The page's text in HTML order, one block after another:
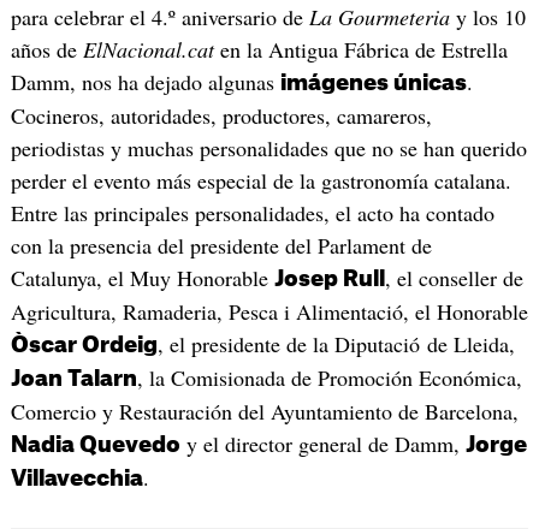
para celebrar el 4.º aniversario de La Gourmeteriay los 10
años de ElNacional.caten la Antigua Fábrica de Estrella
Damm, nos ha dejado algunas imágenes únicas.
Cocineros, autoridades, productores, camareros,
periodistas y muchas personalidades que no se han querido
perder el evento más especial de la gastronomía catalana.
Entre las principales personalidades, el acto ha contado
con la presencia del presidente del Parlament de
Catalunya, el Muy Honorable Josep Rull , el conseller de
Agricultura, Ramaderia, Pesca i Alimentació, el Honorable
Òscar Ordeig, el presidente de la Diputació de Lleida,
Joan Talarn, la Comisionada de Promoción Económica,
Comercio y Restauración del Ayuntamiento de Barcelona,
Nadia Quevedo y el director general de Damm, Jorge
Villavecchia.